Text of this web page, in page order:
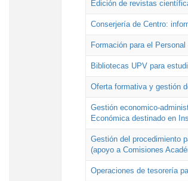
Edición de revistas
Conserjería de Centro:
Formación para el
Bibliotecas UPV para
Oferta formativa y gestión
Gestión economico-
Económica destinado en
Gestión del procedimiento
(apoyo a Comisiones
Operaciones de tesorería